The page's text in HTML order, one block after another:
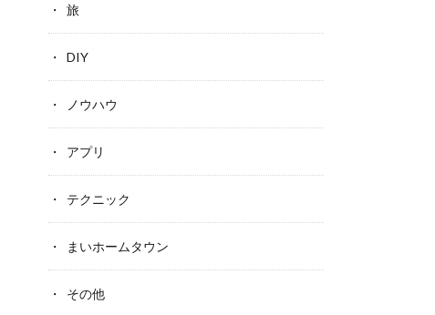
旅
DIY
ノウハウ
アプリ
テクニック
まいホームタウン
その他